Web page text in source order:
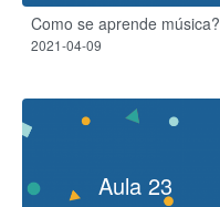
Como se aprende música?
2021-04-09
Aula 23